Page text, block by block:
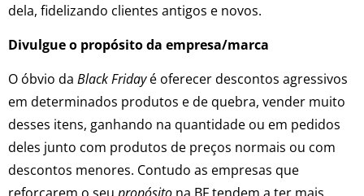
dela, fidelizando clientes antigos e novos.
Divulgue o propósito da empresa/marca
O óbvio da Black Fridayé oferecer descontos agressivos
em determinados produtos e de quebra, vender muito
desses itens, ganhando na quantidade ou em pedidos
deles junto com produtos de preços normais ou com
descontos menores. Contudo as empresas que